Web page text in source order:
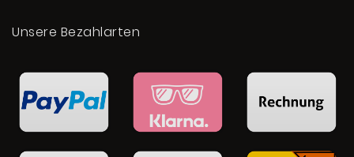
Unsere Bezahlarten